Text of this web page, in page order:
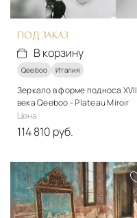
ПОД ЗАКАЗ
В корзину
Qeeboo Италия
Зеркало в форме подноса XVII
века Qeeboo - Plateau Miroir
Цена
114 810 руб.
Металл
Подробнее
В корзину